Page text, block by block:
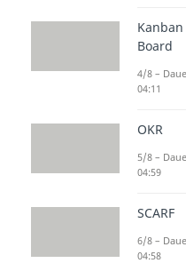
—
Das
Kanban
Board
4/8 –
04:11
OKR
5/8 –
04:59
SCARF
6/8 –
04:58